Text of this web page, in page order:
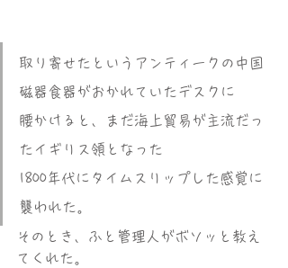
取り寄せたというアンティークの中国
磁器食器がおかれていたデスクに
腰かけると、まだ海上貿易が主流だっ
たイギリス領となった
1800年代にタイムスリップした感覚に
襲われた。
そのとき、ふと管理人がボソッと教え
てくれた。